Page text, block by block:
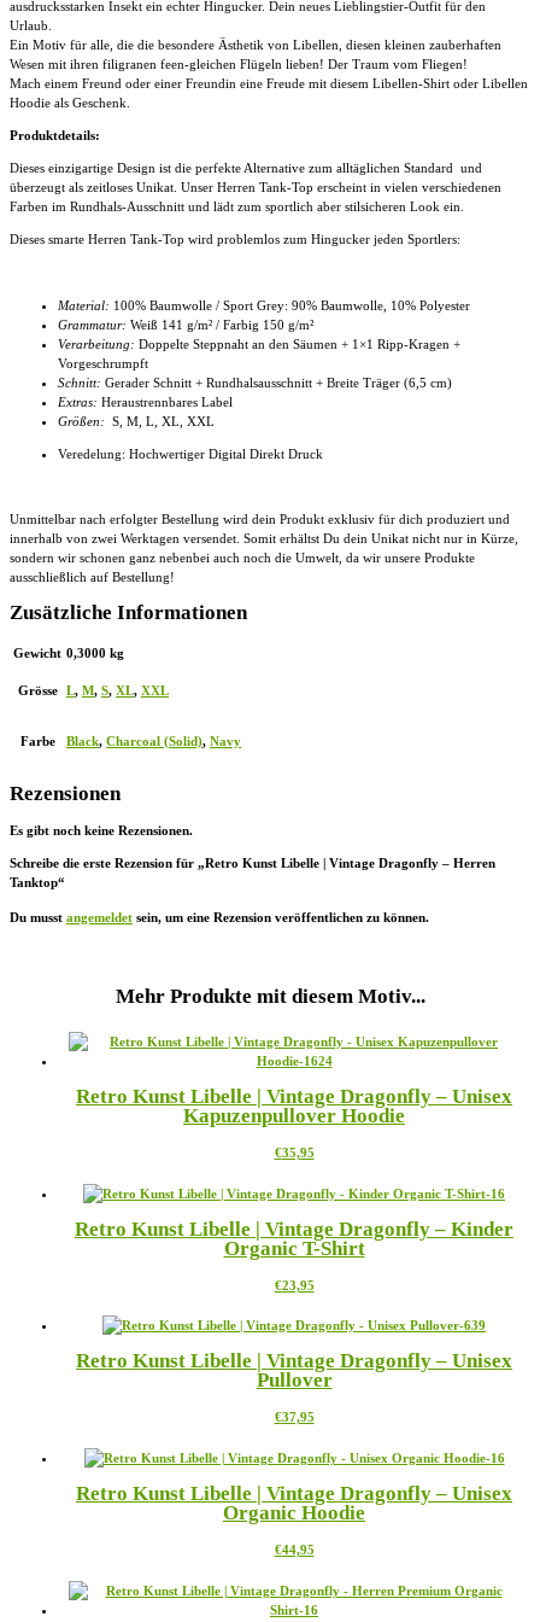
ausdrucksstarken Insekt ein echter Hingucker. Dein neues Lieblingstier-Outfit für den
Urlaub.
Ein Motiv für alle, die die besondere Ästhetik von Libellen, diesen kleinen zauberhaften
Wesen mit ihren filigranen feen-gleichen Flügeln lieben! Der Traum vom Fliegen!
Mach einem Freund oder einer Freundin eine Freude mit diesem Libellen-Shirt oder Libellen
Hoodie als Geschenk.
Produktdetails:
Dieses einzigartige Design ist die perfekte Alternative zum alltäglichen Standard und
überzeugt als zeitloses Unikat. Unser Herren Tank-Top erscheint in vielen verschiedenen
Farben im Rundhals-Ausschnitt und lädt zum sportlich aber stilsicheren Look ein.
Dieses smarte Herren Tank-Top wird problemlos zum Hingucker jeden Sportlers:
Material: 100% Baumwolle / Sport Grey: 90% Baumwolle, 10% Polyester
Grammatur: Weiß 141 g/m² / Farbig 150 g/m²
Verarbeitung: Doppelte Steppnaht an den Säumen + 1×1 Ripp-Kragen +
Vorgeschrumpft
Schnitt: Gerader Schnitt + Rundhalsausschnitt + Breite Träger (6,5 cm)
Extras: Heraustrennbares Label
Größen: S, M, L, XL, XXL
Veredelung: Hochwertiger Digital Direkt Druck
Unmittelbar nach erfolgter Bestellung wird dein Produkt exklusiv für dich produziert und
innerhalb von zwei Werktagen versendet. Somit erhältst Du dein Unikat nicht nur in Kürze,
sondern wir schonen ganz nebenbei auch noch die Umwelt, da wir unsere Produkte
ausschließlich auf Bestellung!
Zusätzliche Informationen
Gewicht 0,3000 kg
Grösse L, M, S, XL, XXL
Farbe Black, Charcoal (Solid), Navy
Rezensionen
Es gibt noch keine Rezensionen.
Schreibe die erste Rezension für „Retro Kunst Libelle | Vintage Dragonfly – Herren
Tanktop“
Du musst angemeldet sein, um eine Rezension veröffentlichen zu können.
Mehr Produkte mit diesem Motiv...
Retro Kunst Libelle | Vintage Dragonfly – Unisex
Kapuzenpullover Hoodie
€35,95Dieses
weist
Varianten
auf.
Optionen
auf
Produktseite
gewählt
Retro Kunst Libelle | Vintage Dragonfly – Kinder
Organic T-Shirt
€23,95Dieses
weist
Varianten
auf.
Optionen
auf
Produktseite
gewählt
Retro Kunst Libelle | Vintage Dragonfly – Unisex
Pullover
€37,95Dieses
weist
Varianten
auf.
Optionen
auf
der
Retro Kunst Libelle | Vintage Dragonfly – Unisex
Organic Hoodie
€44,95Dieses
weist
mehrere